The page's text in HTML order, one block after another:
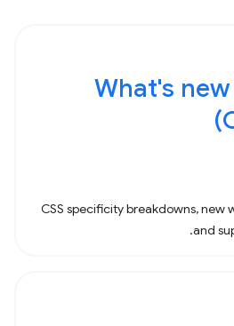
What's
CSS specificity breakdowns, new
and